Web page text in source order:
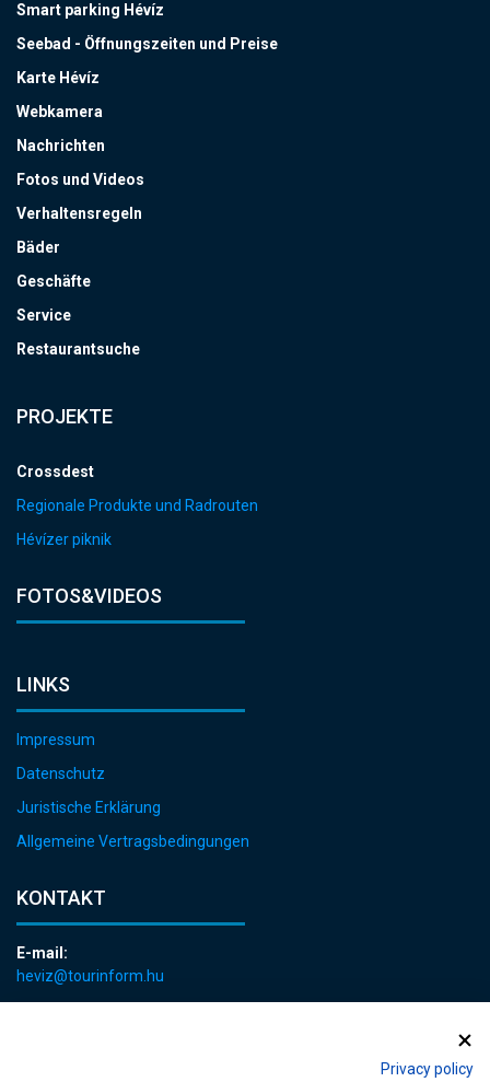
Privacy policy
Smart parking Hévíz
Seebad - Öffnungszeiten und Preise
Karte Hévíz
Webkamera
Nachrichten
Fotos und Videos
Verhaltensregeln
Bäder
Geschäfte
Service
Restaurantsuche
PROJEKTE
Crossdest
Regionale Produkte und Radrouten
Hévízer piknik
FOTOS&VIDEOS
LINKS
Impressum
Datenschutz
Juristische Erklärung
Allgemeine Vertragsbedingungen
KONTAKT
E-mail:
heviz@tourinform.hu